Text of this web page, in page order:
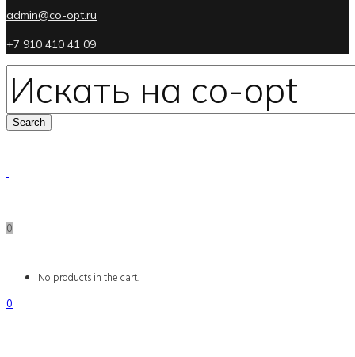
admin@co-opt.ru
+7 910 410 41 09
0
No products in the cart.
0